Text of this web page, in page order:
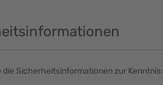
die Sicherheitsinformationen zur Kenntnis: